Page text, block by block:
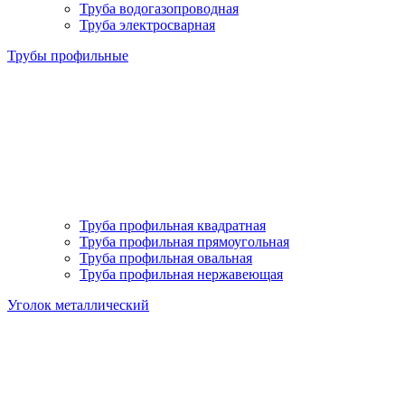
Труба водогазопроводная
Труба электросварная
Трубы профильные
Труба профильная квадратная
Труба профильная прямоугольная
Труба профильная овальная
Труба профильная нержавеющая
Уголок металлический